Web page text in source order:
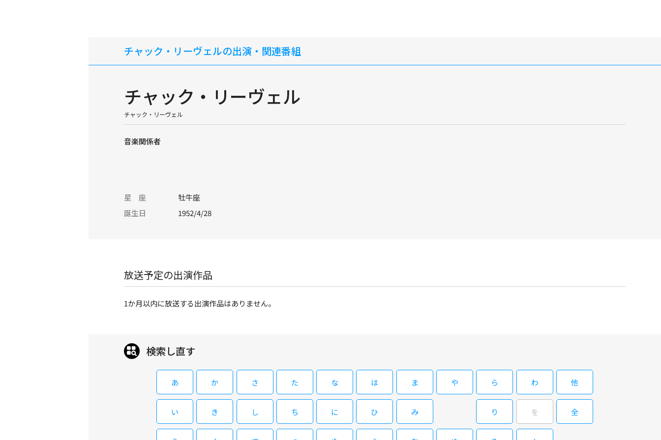
チャック・リーヴェルの出演・関連番組
チャック・リーヴェル
チャック・リーヴェル
音楽関係者
星 座
牡牛座
誕生日
1952/4/28
放送予定の出演作品
1か月以内に放送する出演作品はありません。
検索し直す
あ
い
か
き
さ
し
た
ち
な
に
は
ひ
ま
み
や ら
り
わ
を
他
全